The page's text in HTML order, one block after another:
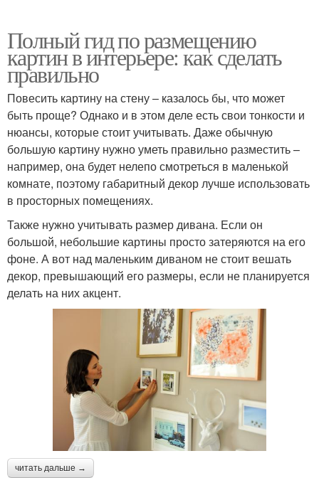
Полный гид по размещению
картин в интерьере: как сделать
правильно
Повесить картину на стену – казалось бы, что может
быть проще? Однако и в этом деле есть свои тонкости и
нюансы, которые стоит учитывать. Даже обычную
большую картину нужно уметь правильно разместить –
например, она будет нелепо смотреться в маленькой
комнате, поэтому габаритный декор лучше использовать
в просторных помещениях.
Также нужно учитывать размер дивана. Если он
большой, небольшие картины просто затеряются на его
фоне. А вот над маленьким диваном не стоит вешать
декор, превышающий его размеры, если не планируется
делать на них акцент.
читать дальше →